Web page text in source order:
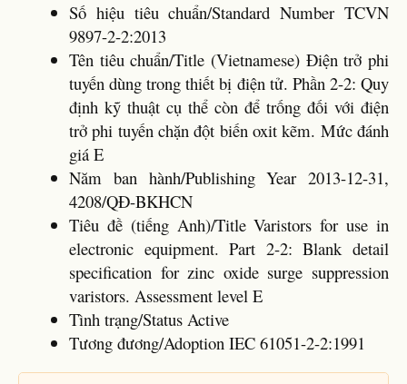
Số hiệu tiêu chuẩn/Standard Number TCVN
9897-2-2:2013
Tên tiêu chuẩn/Title (Vietnamese) Điện trở phi
tuyến dùng trong thiết bị điện tử. Phần 2-2: Quy
định kỹ thuật cụ thể còn để trống đối với điện
trở phi tuyến chặn đột biến oxit kẽm. Mức đánh
giá E
Năm ban hành/Publishing Year 2013-12-31,
4208/QĐ-BKHCN
Tiêu đề (tiếng Anh)/Title Varistors for use in
electronic equipment. Part 2-2: Blank detail
specification for zinc oxide surge suppression
varistors. Assessment level E
Tình trạng/Status Active
Tương đương/Adoption IEC 61051-2-2:1991